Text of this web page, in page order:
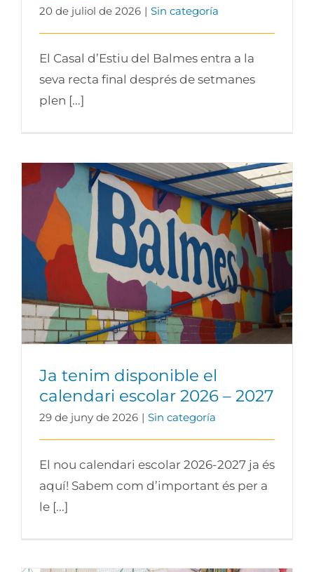
20 de juliol de 2026 | Sin categoría
El Casal d’Estiu del Balmes entra a la
seva recta final després de setmanes
plen [...]
Ja tenim disponible el calendari escolar
2026 – 2027
Ja tenim disponible el
calendari escolar 2026 – 2027
29 de juny de 2026 | Sin categoría
El nou calendari escolar 2026-2027 ja és
aquí! Sabem com d’important és per a
le [...]